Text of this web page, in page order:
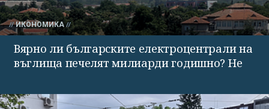
ИКОНОМИКА
Вярно ли българските електроцентрали на
въглища печелят милиарди годишно? Не